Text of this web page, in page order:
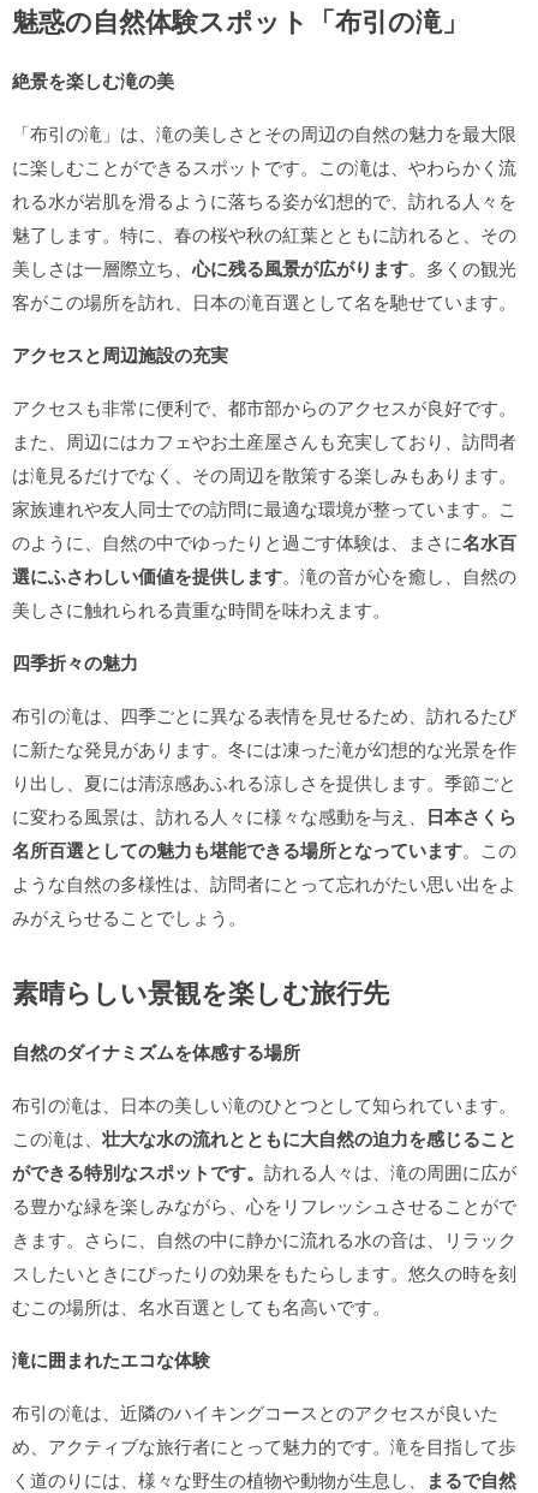
魅惑の自然体験スポット「布引の滝」
絶景を楽しむ滝の美
「布引の滝」は、滝の美しさとその周辺の自然の魅力を最大限
に楽しむことができるスポットです。この滝は、やわらかく流
れる水が岩肌を滑るように落ちる姿が幻想的で、訪れる人々を
魅了します。特に、春の桜や秋の紅葉とともに訪れると、その
美しさは一層際立ち、心に残る風景が広がります。多くの観光
客がこの場所を訪れ、日本の滝百選として名を馳せています。
アクセスと周辺施設の充実
アクセスも非常に便利で、都市部からのアクセスが良好です。
また、周辺にはカフェやお土産屋さんも充実しており、訪問者
は滝見るだけでなく、その周辺を散策する楽しみもあります。
家族連れや友人同士での訪問に最適な環境が整っています。こ
のように、自然の中でゆったりと過ごす体験は、まさに名水百
選にふさわしい価値を提供します。滝の音が心を癒し、自然の
美しさに触れられる貴重な時間を味わえます。
四季折々の魅力
布引の滝は、四季ごとに異なる表情を見せるため、訪れるたび
に新たな発見があります。冬には凍った滝が幻想的な光景を作
り出し、夏には清涼感あふれる涼しさを提供します。季節ごと
に変わる風景は、訪れる人々に様々な感動を与え、 日本さくら
名所百選としての魅力も堪能できる場所となっています。この
ような自然の多様性は、訪問者にとって忘れがたい思い出をよ
みがえらせることでしょう。
素晴らしい景観を楽しむ旅行先
自然のダイナミズムを体感する場所
布引の滝は、日本の美しい滝のひとつとして知られています。
この滝は、壮大な水の流れとともに大自然の迫力を感じること
ができる特別なスポットです。 訪れる人々は、滝の周囲に広が
る豊かな緑を楽しみながら、心をリフレッシュさせることがで
きます。さらに、自然の中に静かに流れる水の音は、リラック
スしたいときにぴったりの効果をもたらします。悠久の時を刻
むこの場所は、名水百選としても名高いです。
滝に囲まれたエコな体験
布引の滝は、近隣のハイキングコースとのアクセスが良いた
め、アクティブな旅行者にとって魅力的です。滝を目指して歩
く道のりには、様々な野生の植物や動物が生息し、
まるで自然